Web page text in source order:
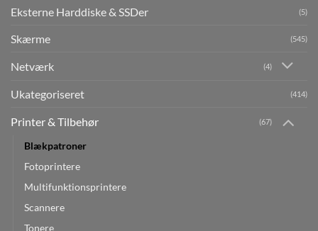
Eksterne Harddiske & SSDer (5)
Skærme (545)
Netværk (4)
Ukategoriseret (414)
Printer & Tilbehør (67)
Blækpatroner
Fotoprintere
Multifunktionsprintere
Scannere
Tonere